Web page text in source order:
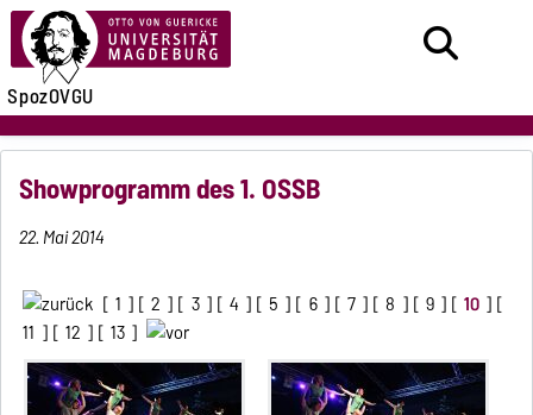
SpozOVGU
Showprogramm des 1. OSSB
22. Mai 2014
[ 1 ] [ 2 ] [ 3 ] [ 4 ] [ 5 ] [ 6 ] [ 7 ] [ 8 ] [ 9 ] [ 10 ] [
11 ] [ 12 ] [ 13 ]